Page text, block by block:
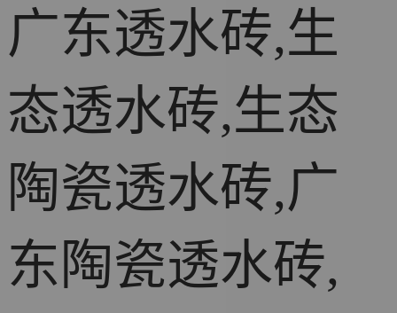
广东透水砖,生
态透水砖,生态
陶瓷透水砖,广
东陶瓷透水砖,